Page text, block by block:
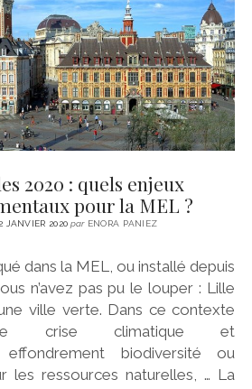
2020 : quels enjeux
pour la MEL ?
JANVIER 2020parENORA PANIEZ
dans la MEL, ou installé depuis
n’avez pas pu le louper : Lille
ville verte. Dans ce contexte
crise climatique et
effondrement biodiversité ou
les ressources naturelles, … La